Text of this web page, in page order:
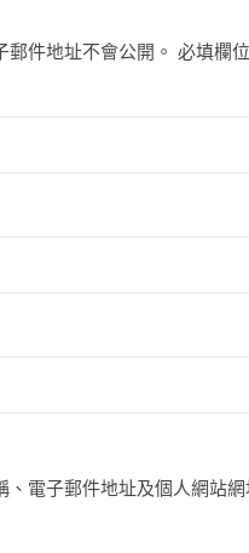
件地址不會公開。 必填欄
電子郵件地址及個人網站